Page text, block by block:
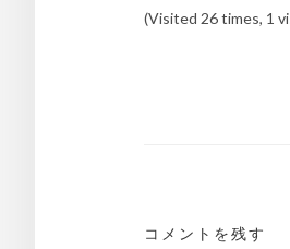
(Visited 26 times, 1
ゲ
コメントを残す